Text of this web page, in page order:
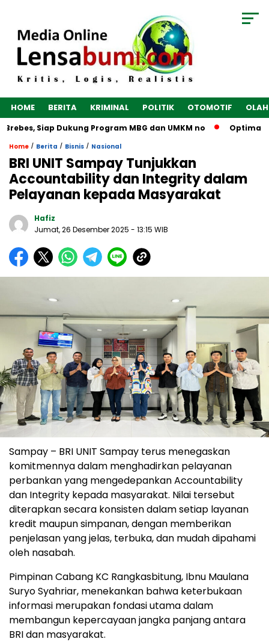
HOME BERITA KRIMINAL POLITIK OTOMOTIF
Siap Dukung Program MBG dan UMKM no
Home / Berita / Bisnis / Nasional
BRI UNIT Sampay Tunjukkan
Accountability dan Integrity dalam
Pelayanan kepada Masyarakat
Hafiz
Jumat, 26 Desember 2025 - 13:15 WIB
Sampay – BRI UNIT Sampay terus menegaskan
komitmennya dalam menghadirkan pelayanan
perbankan yang mengedepankan Accountability
dan Integrity kepada masyarakat. Nilai tersebut
diterapkan secara konsisten dalam setiap layanan
kredit maupun simpanan, dengan memberikan
penjelasan yang jelas, terbuka, dan mudah dipahami
oleh nasabah.
Pimpinan Cabang KC Rangkasbitung, Ibnu Maulana
Suryo Syahriar, menekankan bahwa keterbukaan
informasi merupakan fondasi utama dalam
membangun kepercayaan jangka panjang antara
BRI dan masyarakat.